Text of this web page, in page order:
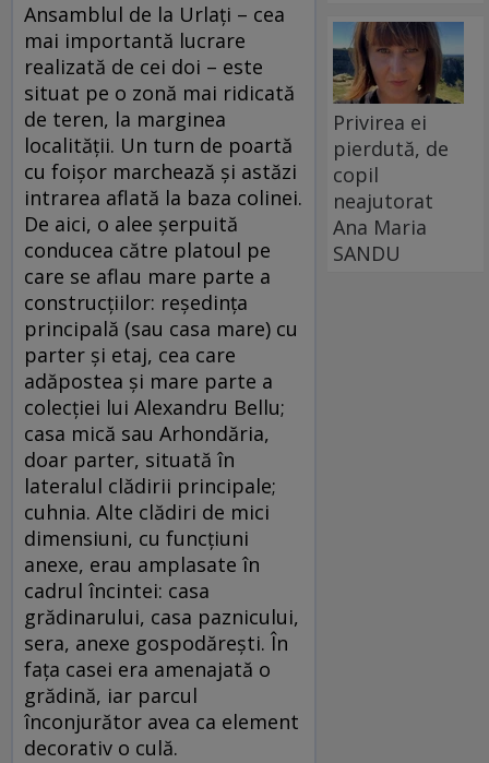
Ansamblul de la Urlaţi – cea
mai importantă lucrare
realizată de cei doi – este
situat pe o zonă mai ridicată
de teren, la marginea
localităţii. Un turn de poartă
cu foişor marchează şi astăzi
intrarea aflată la baza colinei.
De aici, o alee şerpuită
conducea către platoul pe
care se aflau mare parte a
construcţiilor: reşedinţa
principală (sau casa mare) cu
parter şi etaj, cea care
adăpostea şi mare parte a
colecţiei lui Alexandru Bellu;
casa mică sau Arhondăria,
doar parter, situată în
lateralul clădirii principale;
cuhnia. Alte clădiri de mici
dimensiuni, cu funcţiuni
anexe, erau amplasate în
cadrul încintei: casa
grădinarului, casa paznicului,
sera, anexe gospodăreşti. În
faţa casei era amenajată o
grădină, iar parcul
înconjurător avea ca element
decorativ o culă.
Privirea ei
pierdută, de
copil
neajutorat
Ana Maria
SANDU